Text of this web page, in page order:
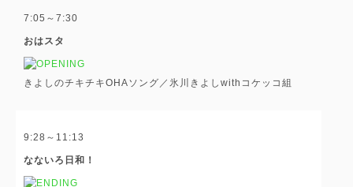
7:05～7:30
おはスタ
きよしのチキチキOHAソング／氷川きよしwithコケッコ組
9:28～11:13
なないろ日和！